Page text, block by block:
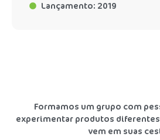
Lançamento: 2019
Formamos um grupo com
experimentar produtos
vem em suas